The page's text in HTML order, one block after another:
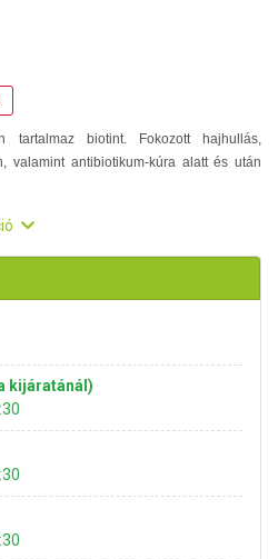
tartalmaz biotint. Fokozott hajhullás,
valamint antibiotikum-kúra alatt és után
kijáratánál)